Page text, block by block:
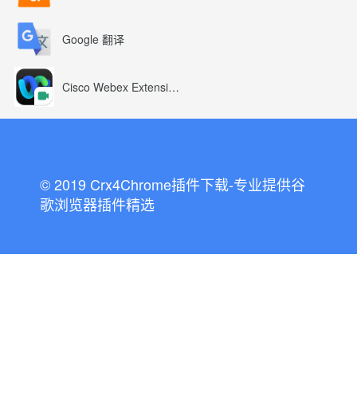
Google 翻译
Cisco Webex Extension
© 2019 Crx4Chrome插件下载-专业提供谷
歌浏览器插件精选